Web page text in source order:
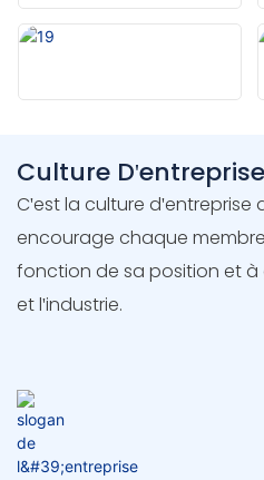
Culture D'entreprise
C'est la culture d'entreprise
encourage chaque
fonction de sa position et à
et l'industrie.